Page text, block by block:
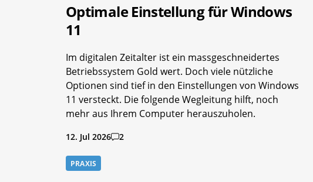
Optimale Einstellung für Windows
11
Im digitalen Zeitalter ist ein massgeschneidertes
Betriebssystem Gold wert. Doch viele nützliche
Optionen sind tief in den Einstellungen von Windows
11 versteckt. Die folgende Wegleitung hilft, noch
mehr aus Ihrem Computer herauszuholen.
12. Jul 2026 2
PRAXIS